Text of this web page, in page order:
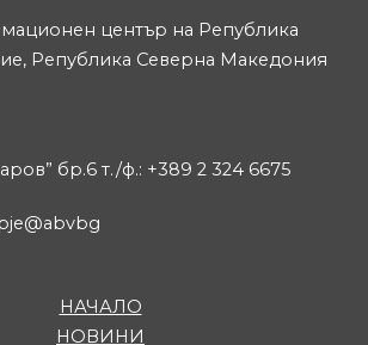
център на Република
Република Северна Македония
бр.6 т./ф.: +389 2 324 6675
НАЧАЛО
НОВИНИ